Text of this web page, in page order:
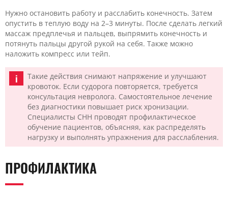
Нужно остановить работу и расслабить конечность. Затем
опустить в теплую воду на 2–3 минуты. После сделать легкий
массаж предплечья и пальцев, выпрямить конечность и
потянуть пальцы другой рукой на себя. Также можно
наложить компресс или тейп.
Такие действия снимают напряжение и улучшают
кровоток. Если судорога повторяется, требуется
консультация невролога. Самостоятельное лечение
без диагностики повышает риск хронизации.
Специалисты CHH проводят профилактическое
обучение пациентов, объясняя, как распределять
нагрузку и выполнять упражнения для расслабления.
ПРОФИЛАКТИКА